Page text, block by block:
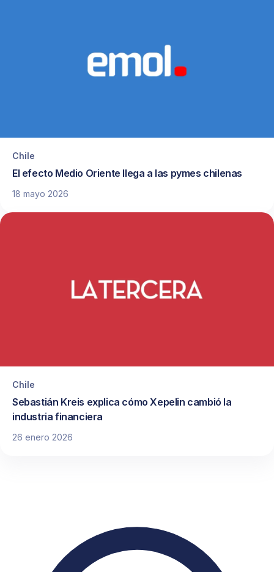
Chile
El efecto Medio Oriente llega a las pymes chilenas
18 mayo 2026
Chile
Sebastián Kreis explica cómo Xepelin cambió la
industria financiera
26 enero 2026